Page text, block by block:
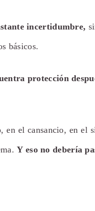
incertidumbre,
básicos.
protección
en el cansancio, en el
Y eso no debería